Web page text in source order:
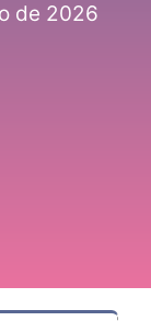
de 2026